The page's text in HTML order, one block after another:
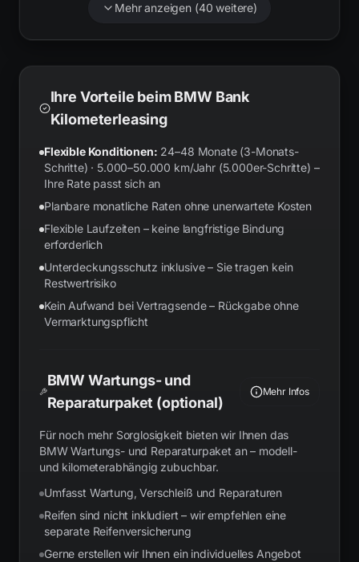
Mehr anzeigen (40 weitere)
Ihre Vorteile beim BMW Bank
Kilometerleasing
Flexible Konditionen: 24–48 Monate (3-Monats-
Schritte) · 5.000–50.000 km/Jahr (5.000er-Schritte) –
Ihre Rate passt sich an
Planbare monatliche Raten ohne unerwartete Kosten
Flexible Laufzeiten – keine langfristige Bindung
erforderlich
Unterdeckungsschutz inklusive – Sie tragen kein
Restwertrisiko
Kein Aufwand bei Vertragsende – Rückgabe ohne
Vermarktungspflicht
BMW Wartungs- und
Reparaturpaket (optional)
Mehr Infos
Für noch mehr Sorglosigkeit bieten wir Ihnen das
BMW Wartungs- und Reparaturpaket an – modell-
und kilometerabhängig zubuchbar.
Umfasst Wartung, Verschleiß und Reparaturen
Reifen sind nicht inkludiert – wir empfehlen eine
separate Reifenversicherung
Gerne erstellen wir Ihnen ein individuelles Angebot